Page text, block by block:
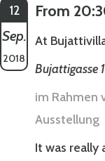
12
Sep.
2018
From
At
Bujattigasse
im Rahmen
Ausstellung
It was really